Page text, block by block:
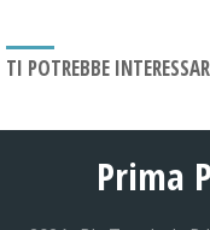
TI POTREBBE
Prima